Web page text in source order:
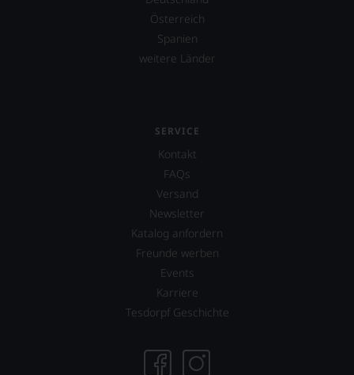
Österreich
Spanien
weitere Länder
SERVICE
Kontakt
FAQs
Versand
Newsletter
Katalog anfordern
Freunde werben
Events
Karriere
Tesdorpf Geschichte